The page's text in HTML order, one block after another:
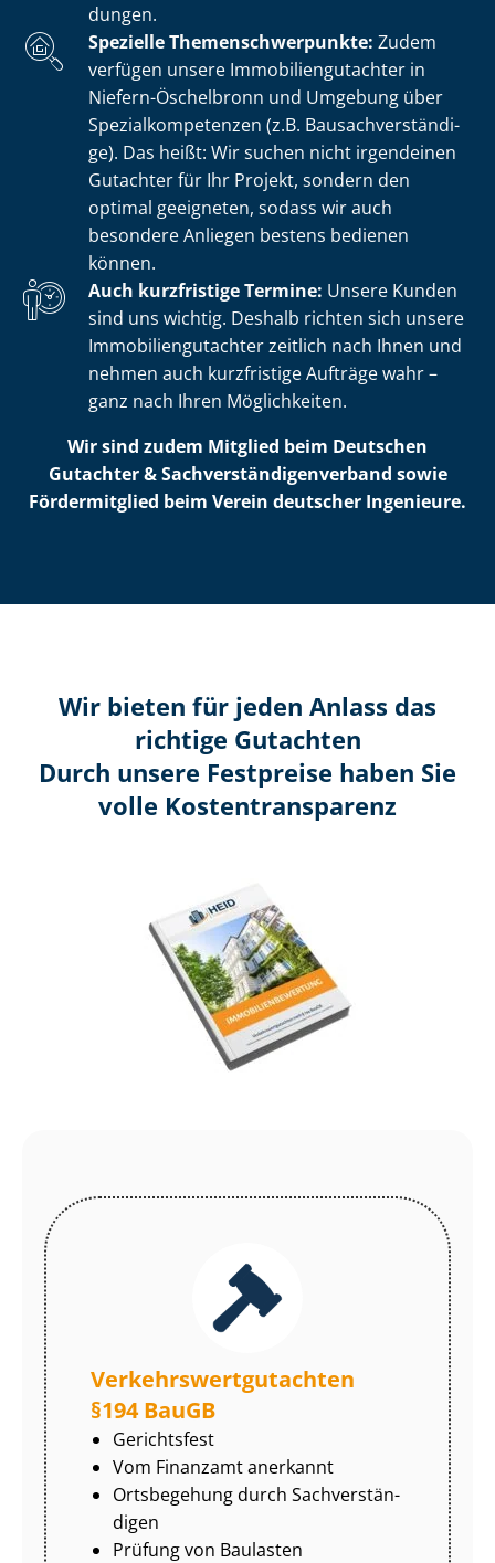
dun­gen.
Spezielle The­men­schwer­punk­te: Zudem
verfügen unsere Im­mo­bi­li­en­gut­ach­ter in
Niefern-Öschelbronn und Umgebung über
Spe­zi­al­kom­pe­ten­zen (z.B. Bau­sach­ver­stän­di­
ge). Das heißt: Wir suchen nicht irgendeinen
Gutachter für Ihr Projekt, sondern den
optimal geeigneten, sodass wir auch
besondere Anliegen bestens bedienen
können.
Auch kurzfristige Termine: Unsere Kunden
sind uns wichtig. Deshalb richten sich unsere
Im­mo­bi­li­en­gut­ach­ter zeitlich nach Ihnen und
nehmen auch kurzfristige Aufträge wahr –
ganz nach Ihren Möglichkeiten.
Wir sind zudem Mitglied beim Deutschen
Gutachter & Sach­ver­stän­di­gen­ver­band sowie
Fördermitglied beim Verein deutscher Ingenieure.
Wir bieten für jeden Anlass das
richtige Gutachten
Durch unsere Festpreise haben Sie
volle Kosten­transparenz
Ver­kehrs­wert­gut­ach­ten
§194 BauGB
Gerichtsfest
Vom Finanzamt anerkannt
Ortsbegehung durch Sach­ver­stän­
di­gen
Prüfung von Baulasten